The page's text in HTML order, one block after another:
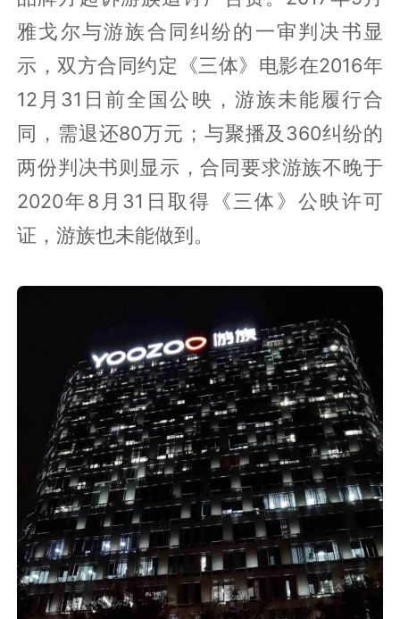
雅戈尔与游族合同纠纷的一审判决书显
示，双方合同约定《三体》电影在2016年
12月31日前全国公映，游族未能履行合
同，需退还80万元；与聚播及360纠纷的
两份判决书则显示，合同要求游族不晚于
2020年8月31日取得《三体》公映许可
证，游族也未能做到。